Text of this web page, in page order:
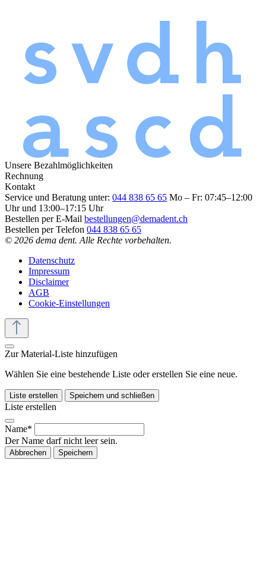
Unsere Bezahlmöglichkeiten
Rechnung
Kontakt
Service und Beratung unter: 044 838 65 65 Mo – Fr: 07:45–12:00
Uhr und 13:00–17:15 Uhr
Bestellen per E-Mail bestellungen@demadent.ch
Bestellen per Telefon 044 838 65 65
© 2026 dema dent. Alle Rechte vorbehalten.
Datenschutz
Impressum
Disclaimer
AGB
Cookie-Einstellungen
Zur Material-Liste hinzufügen
Wählen Sie eine bestehende Liste oder erstellen Sie eine neue.
Liste erstellen Speichern und schließen
Liste erstellen
Name*
Der Name darf nicht leer sein.
Abbrechen Speichern